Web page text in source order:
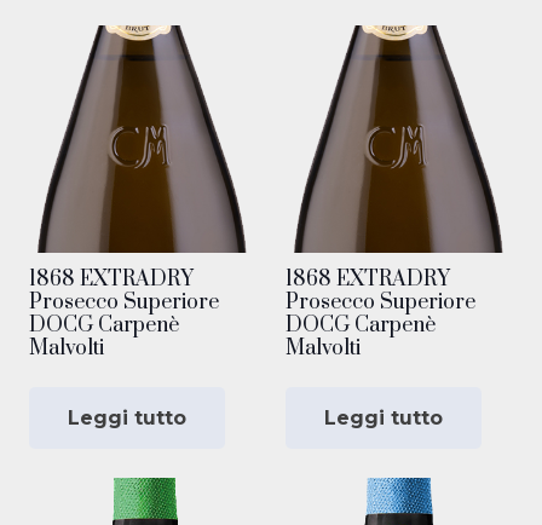
1868 EXTRADRY
Prosecco Superiore
DOCG Carpenè
Malvolti
Leggi tutto
1868 EXTRADRY
Prosecco Superiore
DOCG Carpenè
Malvolti
Leggi tutto